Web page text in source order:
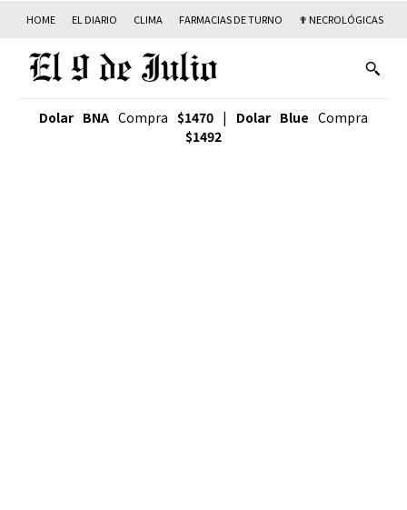
HOME EL DIARIO CLIMA FARMACIAS DE TURNO ✟ NECROLÓGICAS
Dolar BNA Compra $1470 | Dolar Blue Compra
$1492